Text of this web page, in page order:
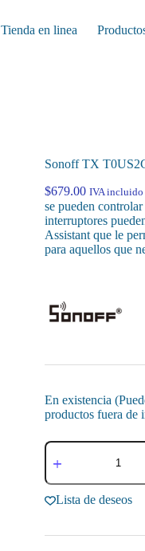
Tienda en linea
Sonoff TX
$679.00 IVA incluido
se pueden
interruptores
Assistant que le
para aquellos que
En existencia
productos fuera de
Sonoff
TX
Switch
Inteligente
Lista de deseos